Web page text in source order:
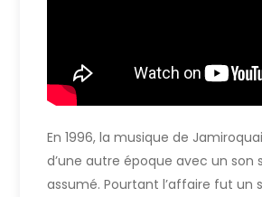
En 1996, la musique de
d’une autre époque avec un son
assumé. Pourtant l’affaire fut un